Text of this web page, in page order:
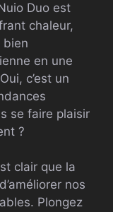
Duo est
chaleur,
bien
en une
c’est un
se faire plaisir
?
clair que la
nos
Plongez